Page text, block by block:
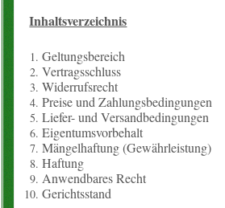
Konto
Warenkorb
Über uns
Neues vom Hof
Inhaltsverzeichnis
Geltungsbereich
Vertragsschluss
Widerrufsrecht
Preise und Zahlungsbedingungen
Liefer- und Versandbedingungen
Eigentumsvorbehalt
Mängelhaftung (Gewährleistung)
Haftung
Anwendbares Recht
Gerichtsstand